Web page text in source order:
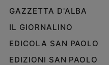
GAZZETTA D'ALBA
IL GIORNALINO
EDICOLA SAN PAOLO
EDIZIONI SAN PAOLO